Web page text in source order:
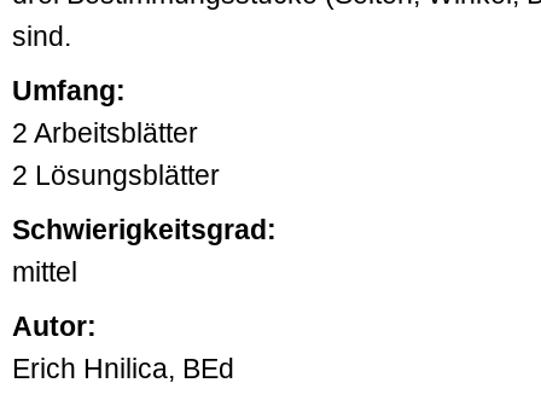
sind.
Umfang:
2 Arbeitsblätter
2 Lösungsblätter
Schwierigkeitsgrad:
mittel
Autor:
Erich Hnilica, BEd